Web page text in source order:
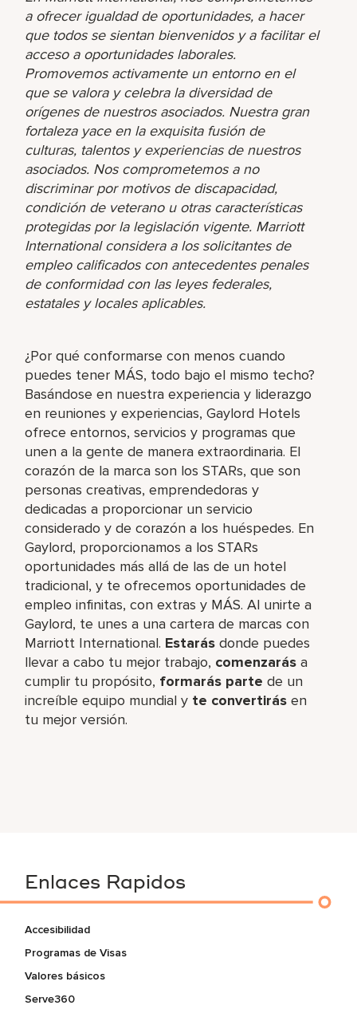
a ofrecer igualdad de oportunidades, a hacer
que todos se sientan bienvenidos y a facilitar el
acceso a oportunidades laborales.
Promovemos activamente un entorno en el
que se valora y celebra la diversidad de
orígenes de nuestros asociados. Nuestra gran
fortaleza yace en la exquisita fusión de
culturas, talentos y experiencias de nuestros
asociados. Nos comprometemos a no
discriminar por motivos de discapacidad,
condición de veterano u otras características
protegidas por la legislación vigente. Marriott
International considera a los solicitantes de
empleo calificados con antecedentes penales
de conformidad con las leyes federales,
estatales y locales aplicables.
¿Por qué conformarse con menos cuando
puedes tener MÁS, todo bajo el mismo techo?
Basándose en nuestra experiencia y liderazgo
en reuniones y experiencias, Gaylord Hotels
ofrece entornos, servicios y programas que
unen a la gente de manera extraordinaria. El
corazón de la marca son los STARs, que son
personas creativas, emprendedoras y
dedicadas a proporcionar un servicio
considerado y de corazón a los huéspedes. En
Gaylord, proporcionamos a los STARs
oportunidades más allá de las de un hotel
tradicional, y te ofrecemos oportunidades de
empleo infinitas, con extras y MÁS. Al unirte a
Gaylord, te unes a una cartera de marcas con
Marriott International. Estarás donde puedes
llevar a cabo tu mejor trabajo,​ comenzarás a
cumplir tu propósito, formarás parte de un
increíble​ equipo mundial y te convertirás en
tu mejor versión.
Enlaces Rapidos
Accesibilidad
Programas de Visas
Valores básicos
Serve360